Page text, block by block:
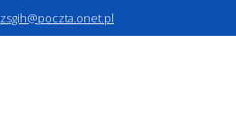
zsgih@poczta.onet.pl